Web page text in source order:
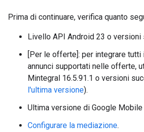
Prima di continuare, verifica quanto
Livello API Android 23 o versioni
[Per le offerte]: per integrare
annunci supportati nelle offerte,
Mintegral 16.5.91.1 o versioni
l'ultima versione).
Ultima versione di Google
Configurare la mediazione.